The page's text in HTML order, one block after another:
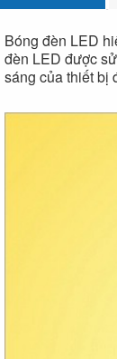
Bóng đèn LED
đèn LED được
sáng của thiết bị